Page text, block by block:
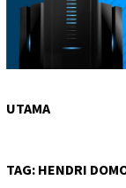
UTAMA
TAG: HENDRI